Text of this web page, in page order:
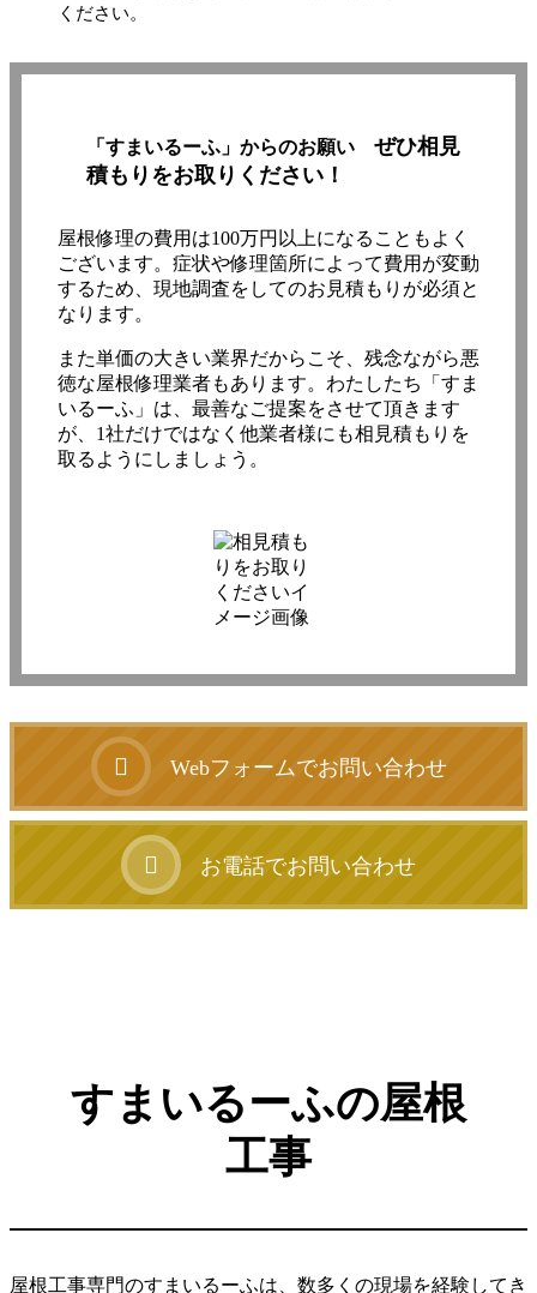
ください。
「すまいるーふ」からのお願い
ぜひ相見
積もりをお取りください！
屋根修理の費用は100万円以上になることもよく
ございます。症状や修理箇所によって費用が変動
するため、現地調査をしてのお見積もりが必須と
なります。
また単価の大きい業界だからこそ、残念ながら悪
徳な屋根修理業者もあります。わたしたち「すま
いるーふ」は、最善なご提案をさせて頂きます
が、1社だけではなく他業者様にも相見積もりを
取るようにしましょう。
Webフォームでお問い合わせ
お電話でお問い合わせ
すまいるーふの屋根
工事
屋根工事専門のすまいるーふは、数多くの現場を経験してき